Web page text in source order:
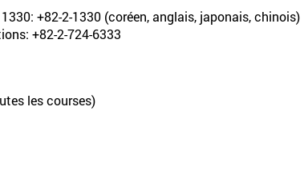
+82-2-1330 (coréen, anglais, japonais, chinois)
+82-2-724-6333
les courses)